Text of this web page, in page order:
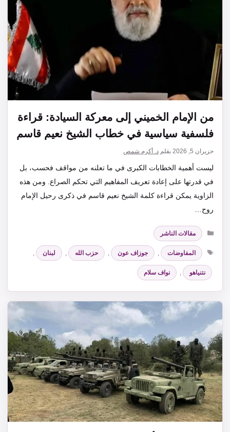
من الإمام الخميني إلى معركة السيادة: قراءة
فلسفية سياسية في خطاب الشيخ نعيم قاسم
حزيران 5, 2026 بقلم د. أكرم شمص
ليست أهمية الخطابات الكبرى في ما تعلنه من مواقف فحسب، بل
في قدرتها على إعادة تعريف المفاهيم التي تحكم الصراع. ومن هذه
الزاوية يمكن قراءة كلمة الشيخ نعيم قاسم في ذكرى رحيل الإمام
روح…
التصنيفات
مقالات الناشر
الوسوم
المفاوضات جوزاف عون حزب الله لبنان
نتنياهو نواف سلام